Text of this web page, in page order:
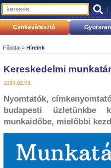
|
Címkeválasztó
Főoldal » Híreink
Kereskedelmi
2020.02.03.
Nyomtatók,
budapesti üzletünkbe
munkaidőbe, mielőbbi